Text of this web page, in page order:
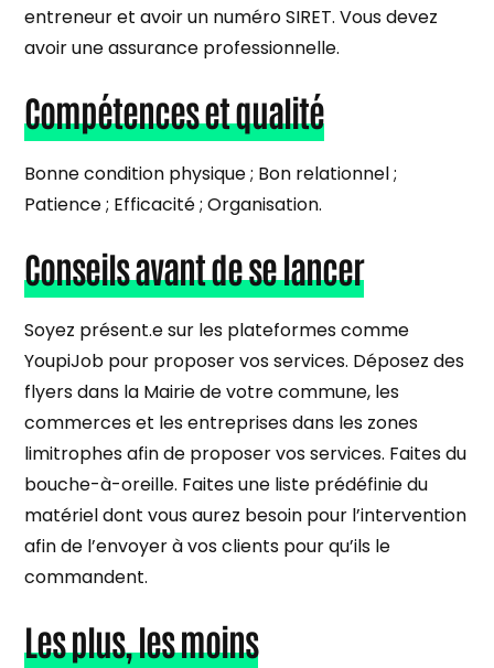
entreneur et avoir un numéro SIRET. Vous devez
avoir une assurance professionnelle.
Compétences et qualité
Bonne condition physique ; Bon relationnel ;
Patience ; Efficacité ; Organisation.
Conseils avant de se lancer
Soyez présent.e sur les plateformes comme
YoupiJob pour proposer vos services. Déposez des
flyers dans la Mairie de votre commune, les
commerces et les entreprises dans les zones
limitrophes afin de proposer vos services. Faites du
bouche-à-oreille. Faites une liste prédéfinie du
matériel dont vous aurez besoin pour l’intervention
afin de l’envoyer à vos clients pour qu’ils le
commandent.
Les plus, les moins